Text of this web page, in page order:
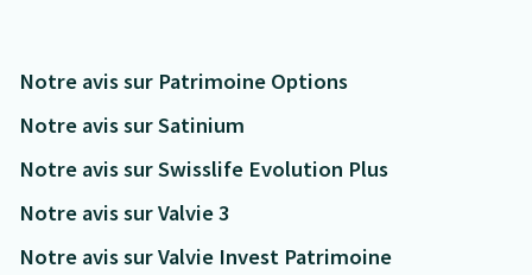
Notre avis sur Patrimoine Options
Notre avis sur Satinium
Notre avis sur Swisslife Evolution Plus
Notre avis sur Valvie 3
Notre avis sur Valvie Invest Patrimoine